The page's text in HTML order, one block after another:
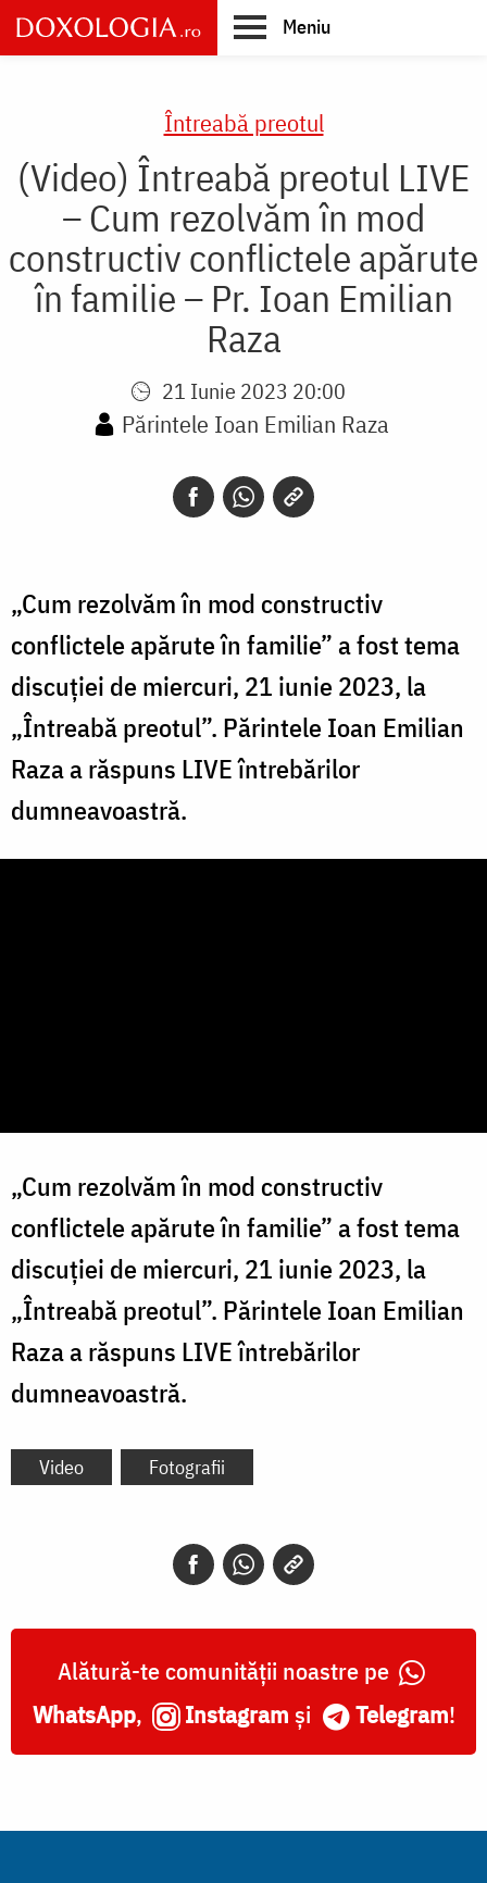
Skip
to
main
Meniu
Întreabă preotul
(Video) Întreabă preotul LIVE
– Cum rezolvăm în mod
constructiv conflictele apărute
în familie – Pr. Ioan Emilian
Raza
21 Iunie 2023 20:00
Părintele Ioan Emilian Raza
„Cum rezolvăm în mod constructiv
conflictele apărute în familie” a fost tema
discuției de miercuri, 21 iunie 2023, la
„Întreabă preotul”. Părintele Ioan Emilian
Raza a răspuns LIVE întrebărilor
dumneavoastră.
„Cum rezolvăm în mod constructiv
conflictele apărute în familie” a fost tema
discuției de miercuri, 21 iunie 2023, la
„Întreabă preotul”. Părintele Ioan Emilian
Raza a răspuns LIVE întrebărilor
dumneavoastră.
Video Fotografii
Alătură-te comunității noastre pe
WhatsApp, Instagram și Telegram!